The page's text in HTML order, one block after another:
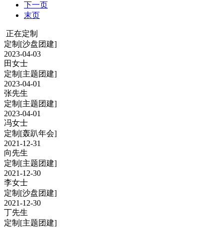
下一页
末页
正在定制
定制 [沙盘团建]
2023-04-03
田女士
定制 [主题团建]
2023-04-01
张先生
定制 [主题团建]
2023-04-01
冯女士
定制 [轰趴年会]
2021-12-31
向先生
定制 [主题团建]
2021-12-30
李女士
定制 [沙盘团建]
2021-12-30
丁先生
定制 [主题团建]